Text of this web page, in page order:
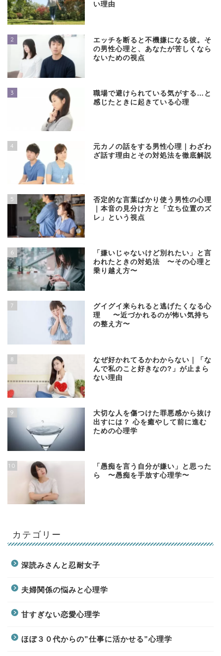
い理由
2
エッチを断ると不機嫌になる彼。そ
の男性心理と、あなたが苦しくなら
ないための視点
3
職場で避けられている気がする…と
感じたときに起きている心理
4
元カノの話をする男性心理｜わざわ
ざ話す理由とその対処法を徹底解説
5
否定的な言葉ばかり使う男性の心理
｜本音の見分け方と「立ち位置のズ
レ」という視点
6
「嫌いじゃないけど別れたい」と言
われたときの対処法 〜その心理と
乗り越え方〜
7
グイグイ来られると逃げたくなる心
理 〜近づかれるのが怖い気持ち
の整え方〜
8
なぜ好かれてるかわからない｜「な
んで私のこと好きなの?」が止まら
ない理由
9
大切な人を傷つけた罪悪感から抜け
出すには？ 心を癒やして前に進む
ための心理学
10
「愚痴を言う自分が嫌い」と思った
ら 〜愚痴を手放す心理学〜
カテゴリー
深読みさんと忍耐女子
夫婦関係の悩みと心理学
甘すぎない恋愛心理学
ほぼ３０代からの”仕事に活かせる”心理学